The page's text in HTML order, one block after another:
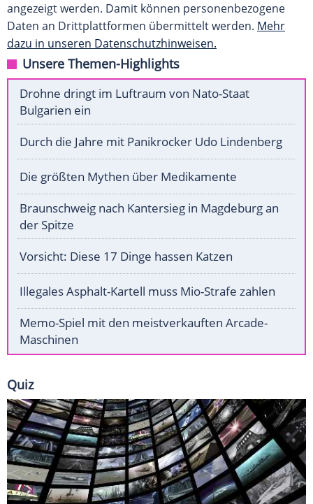
angezeigt werden. Damit können personenbezogene
Daten an Drittplattformen übermittelt werden. Mehr
dazu in unseren Datenschutzhinweisen.
Unsere Themen-Highlights
Drohne dringt im Luftraum von Nato-Staat
Bulgarien ein
Durch die Jahre mit Panikrocker Udo Lindenberg
Die größten Mythen über Medikamente
Braunschweig nach Kantersieg in Magdeburg an
der Spitze
Vorsicht: Diese 17 Dinge hassen Katzen
Illegales Asphalt-Kartell muss Mio-Strafe zahlen
Memo-Spiel mit den meistverkauften Arcade-
Maschinen
Quiz